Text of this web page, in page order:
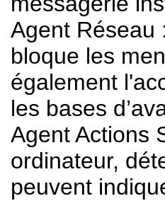
Agent Réseau
bloque les
également
les bases
Agent Actions
ordinateur,
peuvent